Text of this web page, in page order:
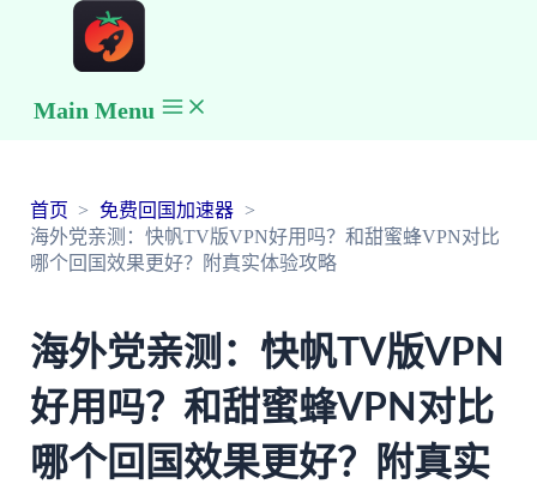
Main Menu
首页
免费回国加速器
海外党亲测：快帆TV版VPN好用吗？和甜蜜蜂VPN对比
哪个回国效果更好？附真实体验攻略
海外党亲测：快帆TV版VPN
好用吗？和甜蜜蜂VPN对比
哪个回国效果更好？附真实